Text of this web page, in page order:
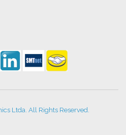
Ltda. All Rights Reserved.